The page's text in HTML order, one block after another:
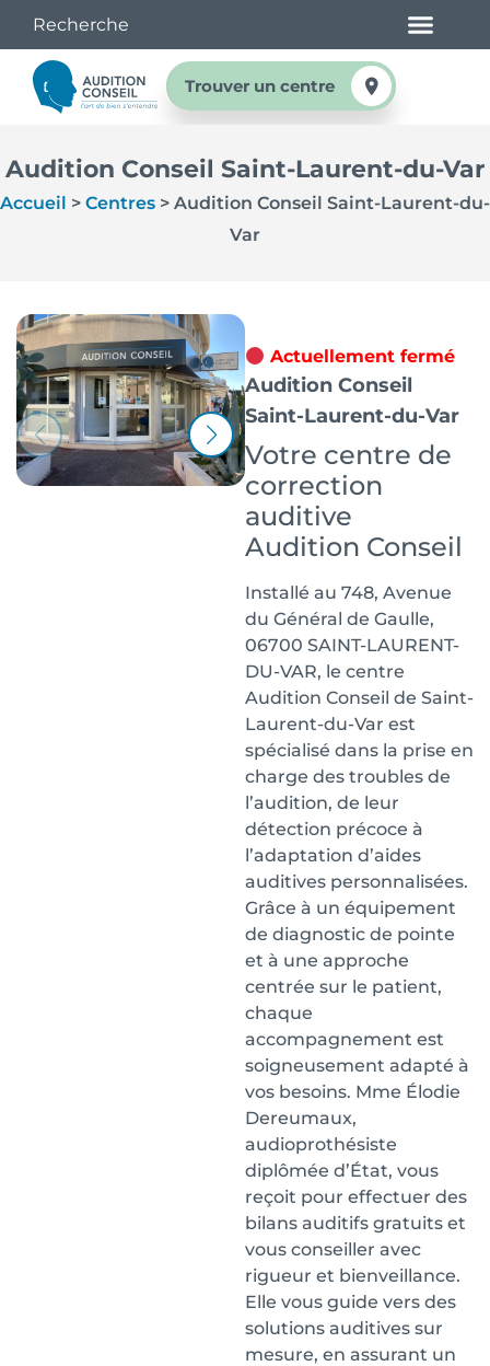
Trouver un centre
Audition Conseil Saint-Laurent-du-Var
Accueil > Centres > Audition Conseil Saint-Laurent-du-
Var
Actuellement fermé
Audition Conseil
Saint-Laurent-du-Var
Votre centre de
correction
auditive
Audition Conseil
Installé au 748, Avenue
du Général de Gaulle,
06700 SAINT-LAURENT-
DU-VAR, le centre
Audition Conseil de Saint-
Laurent-du-Var est
spécialisé dans la prise en
charge des troubles de
l’audition, de leur
détection précoce à
l’adaptation d’aides
auditives personnalisées.
Grâce à un équipement
de diagnostic de pointe
et à une approche
centrée sur le patient,
chaque
accompagnement est
soigneusement adapté à
vos besoins. Mme Élodie
Dereumaux,
audioprothésiste
diplômée d’État, vous
reçoit pour effectuer des
bilans auditifs gratuits et
vous conseiller avec
rigueur et bienveillance.
Elle vous guide vers des
solutions auditives sur
mesure, en assurant un